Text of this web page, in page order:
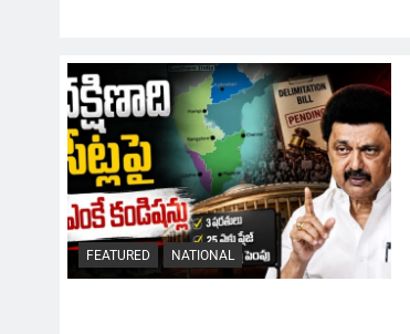
FEATURED NATIONAL